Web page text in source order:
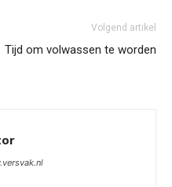
Volgend artikel
Tijd om volwassen te worden